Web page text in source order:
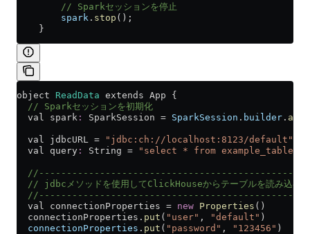
        // Sparkセッションを停止
        spark
. stop ();
    }
object ReadData extends App {
  // Sparkセッションを初期化
  val spark
: SparkSession = SparkSession . builder .
  val jdbcURL
= "jdbc:ch://localhost:8123/default"
  val query
: String = "select * from example_table
  // jdbcメソッドを使用してClickHouseからテーブルを読み込む
  val connectionProperties
= new Properties ()
  connectionProperties.
put ( "user" , "default" )
  connectionProperties
. put ( "password" , "123456" )